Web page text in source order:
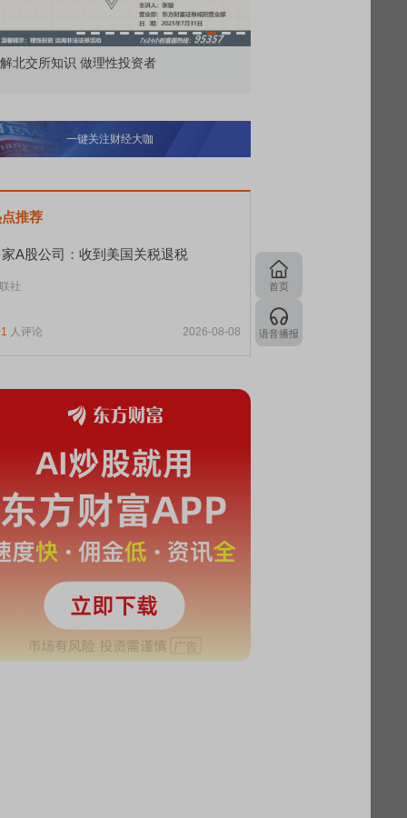
委托那么多种，究竟怎么用？
一键关注财经大咖
推荐
A股公司：收到美国关税退税
社
人评论 2026-08-08
首页
语音播报